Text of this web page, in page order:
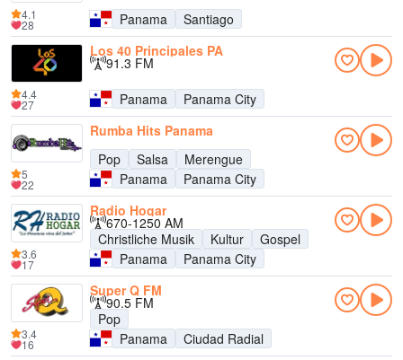
Panama Santiago
4.1
28
Los 40 Principales PA
91.3 FM
Panama
Panama City
4.4
27
Rumba Hits Panama
Pop
Salsa
Merengue
Panama
Panama City
5
22
Radio Hogar
670-1250 AM
Christliche Musik
Kultur
Gospel
Panama
Panama City
3.6
17
Super Q FM
90.5 FM
Pop
Panama
Ciudad Radial
3.4
16